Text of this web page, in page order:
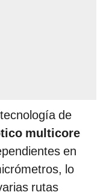
de
multicore
en
lo
rutas